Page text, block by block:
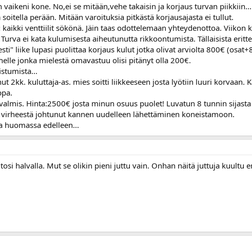
kone. No,ei se mitään,vehe takaisin ja korjaus turvan piikkiin...
perään. Mitään varoituksia pitkästä korjausajasta ei tullut.
venttiilit sökönä. Jäin taas odottelemaan yhteydenottoa.
ei kata kulumisesta aiheutunutta rikkoontumista. Tällaisista
liike lupasi puolittaa korjaus kulut jotka olivat arviolta 800€
jonka mielestä omavastuu olisi pitänyt olla 200€.
2kk. kuluttaja-as. mies soitti liikkeeseen josta lyötiin luuri korvaan.
Hinta:2500€ josta minun osuus puolet! Luvatun 8 tunnin
johtunut kannen uudelleen lähettäminen koneistamoon.
edelleen...
halvalla. Mut se olikin pieni juttu vain. Onhan näitä juttuja kuultu